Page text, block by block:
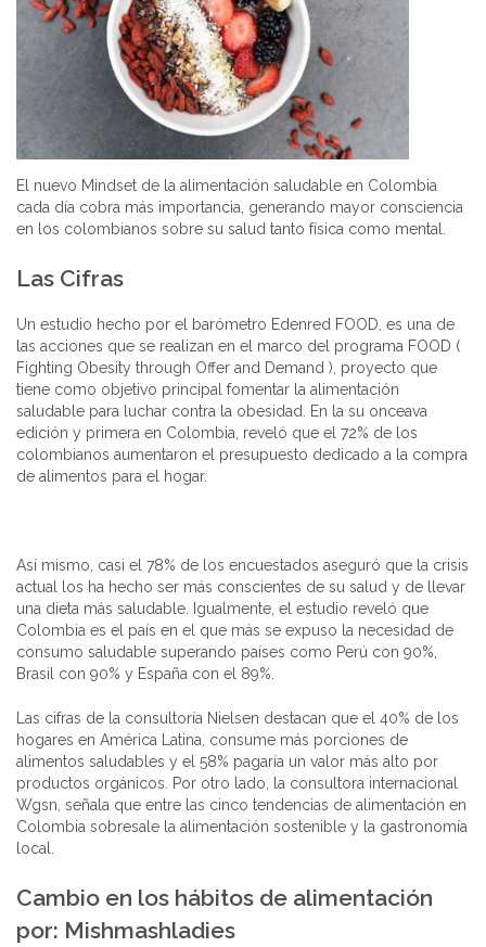
El nuevo Mindset de la alimentación saludable en Colombia
cada día cobra más importancia, generando mayor consciencia
en los colombianos sobre su salud tanto física como mental.
Las Cifras
Un estudio hecho por el barómetro Edenred FOOD, es una de
las acciones que se realizan en el marco del programa FOOD (
Fighting Obesity through Offer and Demand ), proyecto que
tiene como objetivo principal fomentar la alimentación
saludable para luchar contra la obesidad. En la su onceava
edición y primera en Colombia, reveló que el 72% de los
colombianos aumentaron el presupuesto dedicado a la compra
de alimentos para el hogar.
Así mismo, casi el 78% de los encuestados aseguró que la crisis
actual los ha hecho ser más conscientes de su salud y de llevar
una dieta más saludable. Igualmente, el estudio reveló que
Colombia es el país en el que más se expuso la necesidad de
consumo saludable superando países como Perú con 90%,
Brasil con 90% y España con el 89%.
Las cifras de la consultoría Nielsen destacan que el 40% de los
hogares en América Latina, consume más porciones de
alimentos saludables y el 58% pagaría un valor más alto por
productos orgánicos. Por otro lado, la consultora internacional
Wgsn, señala que entre las cinco tendencias de alimentación en
Colombia sobresale la alimentación sostenible y la gastronomía
local.
Cambio en los hábitos de alimentación
por: Mishmashladies